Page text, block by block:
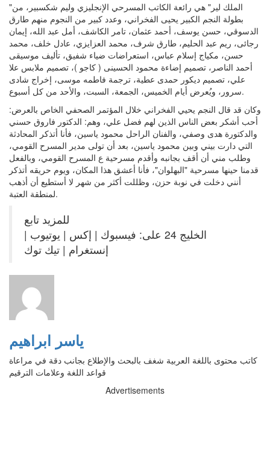
"الملك لير" هي رائعة الكاتب المسرحي الإنجليزي وليم شكسبير، من
بطولة النجم الكبير يحيى الفخراني، وعدد كبير من النجوم منهم طارق
الدسوقي، حسن يوسف، أحمد عثمان، تامر الكاشف، أمل عبد الله، إيمان
رجائى، ريم عبد الحليم، طارق شرف، محمد العزايزي، عادل خلف، محمد
حسن، مكياج إسلام عباس، استعراضات ضياء شفيق، تأليف موسيقى
أحمد الناصر، تصميم إضاءة محمود الحسينى ( كاجو )، تصميم ملابس علا
علي، تصميم ديكور حمدى عطية، ترجمة فاطمه موسى، إخراج شادى
سرور، ويُعرض أيام الخميس، الجمعة، السبت، والأحد من كل أسبوع.
وكان قد قال النجم يحيي الفخراني خلال المؤتمر الصحفي الخاص بالعرض:
أحب أشكر بعض الناس الذين لهم فضل علي، وهم: الدكتور فاروق حسني
والدكتورة هدى وصفي، والفنان الراحل محمود ياسين، فأنا أتذكر المحادثة
التي دارت بيني وبين محمود ياسين، بعد أن تولى مدير المسرح القومي،
وطلب مني أن أقف بجانبه وأقدم مسرحية ع المسرح القومي، وبالفعل
قدمنا حينها مسرحية "البهلوان"، فأنا أعشق هذا المكان، ويوم حريقه أتذكر
أنني دخلت في نوبة حزن، وظللت أكثر من شهر لا أستطيع أن أذهب
لمنطقة العتبة.
للمزيد تابع
الخليج 24 على: فيسبوك | إكس | يوتيوب |
إنستغرام | تيك توك
ياسر ابراهيم
كاتب محتوى باللغة العربية شغف بالبحث والإطلاع بجانب دقة في مراعاة
قواعد اللغة وعلامات الترقيم
Advertisements